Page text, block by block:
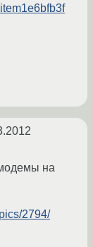
на
2794/